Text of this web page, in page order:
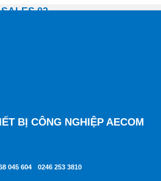
SALES 03
BỊ CÔNG NGHIỆP AECOM
045 604- 0246 253 3810